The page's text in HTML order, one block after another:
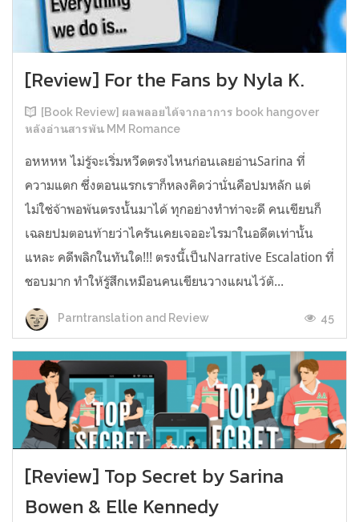
[Review] For the Fans by Nyla K.
[Book Review] ผลพลอยได้จากอาการ book hangover
หลังอ่านสารพัน MM Romance
อหหหห ไม่รู้จะเริ่มหวีดตรงไหนก่อนเลยอ่านSarina ที่
ความแตก ซึ่งตอนแรกเราก็หลงคิดว่านั่นคือปมหลัก แต่
ไม่ใช่จ้าพอพ้นตรงนั้นมาได้ ทุกอย่างทำท่าจะดี คนเขียนก็
เฉลยปมตอนท้ายว่าไครันเคยเจออะไรมาในอดีตเท่านั้น
แหละ คดีพลิกในทันใด!!! ตรงนี้เป็นNarrative Escalation ที่
ชอบมาก ทำให้รู้สึกเหมือนคนเขียนวางแผนไว้ตั...
Parntranslation and Review 45
[Review] Top Secret by Sarina
Bowen & Elle Kennedy